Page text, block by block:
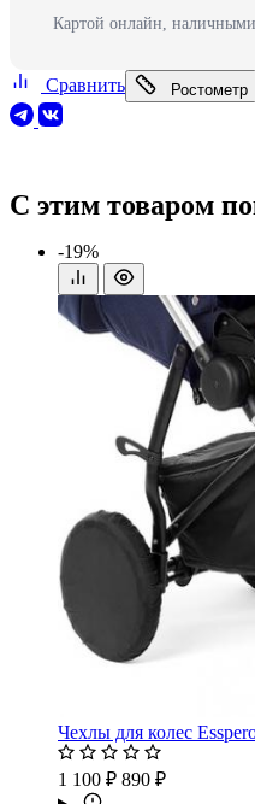
Картой онлайн,
Сравнить Ростометр
С этим товаром
-19%
Чехлы для колес
1 100 ₽ 890 ₽